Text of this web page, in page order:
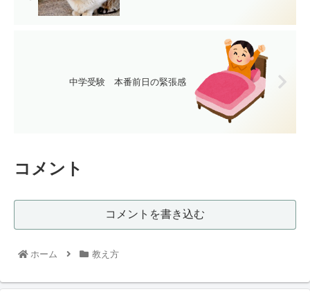
中学受験 本番前日の緊張感
コメント
コメントを書き込む
ホーム 教え方